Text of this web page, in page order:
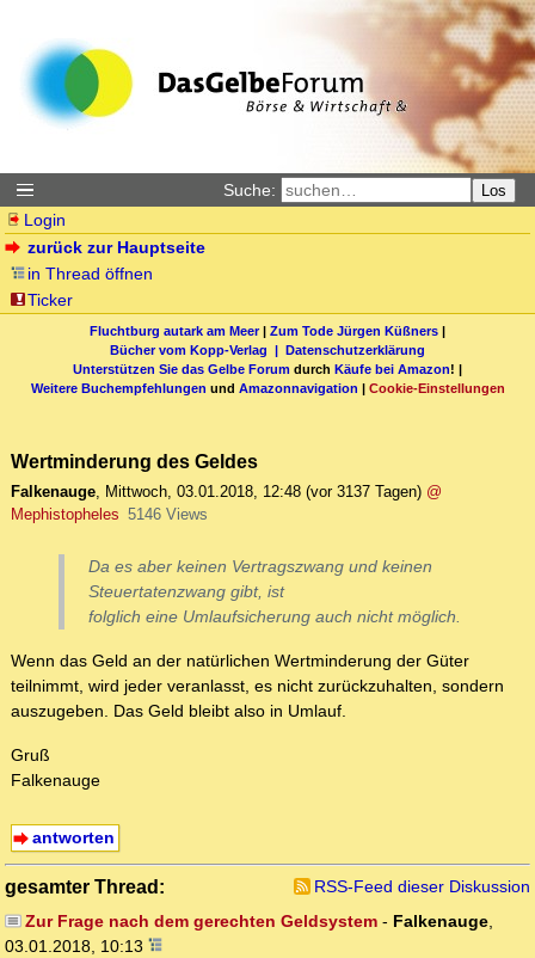
Suche: Los
Login
zurück zur Hauptseite
in Thread öffnen
Ticker
Fluchtburg autark am Meer| Zum Tode Jürgen Küßners |
Bücher vom Kopp-Verlag | Datenschutzerklärung
Unterstützen Sie das Gelbe Forum durch Käufe bei Amazon! |
Weitere Buchempfehlungen und Amazonnavigation | Cookie-Einstellungen
Wertminderung des Geldes
Falkenauge, Mittwoch, 03.01.2018, 12:48 (vor 3137 Tagen) @
Mephistopheles 5146 Views
Da es aber keinen Vertragszwang und keinen
Steuertatenzwang gibt, ist
folglich eine Umlaufsicherung auch nicht möglich.
Wenn das Geld an der natürlichen Wertminderung der Güter
teilnimmt, wird jeder veranlasst, es nicht zurückzuhalten, sondern
auszugeben. Das Geld bleibt also in Umlauf.
Gruß
Falkenauge
antworten
gesamter Thread:
RSS-Feed dieser Diskussion
Zur Frage nach dem gerechten Geldsystem- Falkenauge,
03.01.2018, 10:13